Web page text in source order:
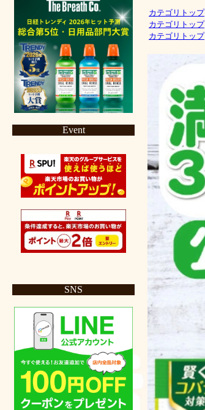
Event
SNS
カテゴリトップ
カテゴリトップ
カテゴリトップ